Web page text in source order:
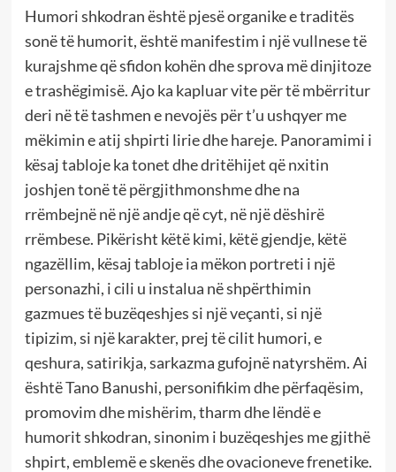
Humori shkodran është pjesë organike e traditës
sonë të humorit, është manifestim i një vullnese të
kurajshme që sfidon kohën dhe sprova më dinjitoze
e trashëgimisë. Ajo ka kapluar vite për të mbërritur
deri në të tashmen e nevojës për t’u ushqyer me
mëkimin e atij shpirti lirie dhe hareje. Panoramimi i
kësaj tabloje ka tonet dhe dritëhijet që nxitin
joshjen tonë të përgjithmonshme dhe na
rrëmbejnë në një andje që cyt, në një dëshirë
rrëmbese. Pikërisht këtë kimi, këtë gjendje, këtë
ngazëllim, kësaj tabloje ia mëkon portreti i një
personazhi, i cili u instalua në shpërthimin
gazmues të buzëqeshjes si një veçanti, si një
tipizim, si një karakter, prej të cilit humori, e
qeshura, satirikja, sarkazma gufojnë natyrshëm. Ai
është Tano Banushi, personifikim dhe përfaqësim,
promovim dhe mishërim, tharm dhe lëndë e
humorit shkodran, sinonim i buzëqeshjes me gjithë
shpirt, emblemë e skenës dhe ovacioneve frenetike.